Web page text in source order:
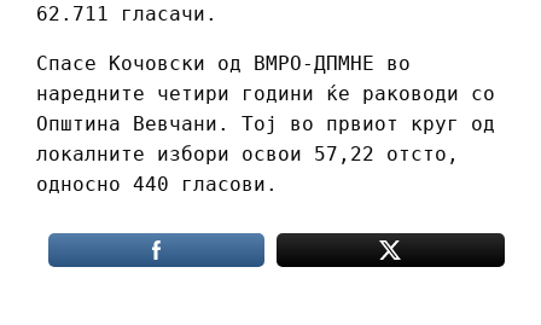
62.711 гласачи.
Спасе Кочовски од ВМРО-ДПМНЕ во
наредните четири години ќе раководи со
Општина Вевчани. Тој во првиот круг од
локалните избори освои 57,22 отсто,
односно 440 гласови.